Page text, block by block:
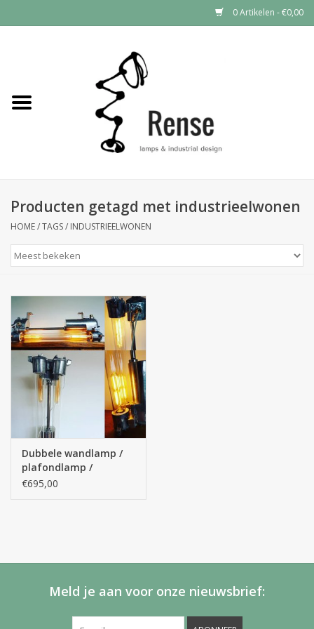
0 Artikelen - €0,00
Industrial lamps
Producten getagd met industrieelwonen
HOME/TAGS/ INDUSTRIEELWONEN
Dubbele wandlamp /
plafondlamp /
hanglamp
€695,00
Meld je aan voor onze nieuwsbrief: